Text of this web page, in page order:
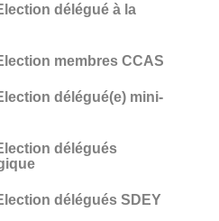
délégué à la
membres CCAS
délégué(e) mini-
délégués
délégués SDEY